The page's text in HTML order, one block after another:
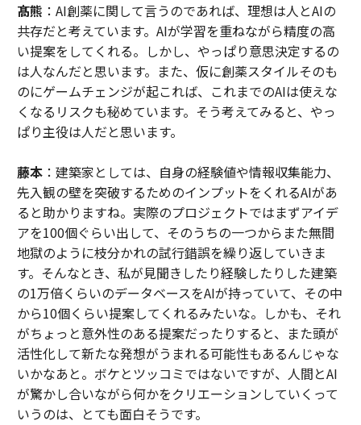
髙熊 ：AI創薬に関して言うのであれば、理想は人とAIの
共存だと考えています。AIが学習を重ねながら精度の高
い提案をしてくれる。しかし、やっぱり意思決定するの
は人なんだと思います。また、仮に創薬スタイルそのも
のにゲームチェンジが起これば、これまでのAIは使えな
くなるリスクも秘めています。そう考えてみると、やっ
ぱり主役は人だと思います。
藤本：建築家としては、自身の経験値や情報収集能力、
先入観の壁を突破するためのインプットをくれるAIがあ
ると助かりますね。実際のプロジェクトではまずアイデ
アを100個ぐらい出して、そのうちの一つからまた無間
地獄のように枝分かれの試行錯誤を繰り返していきま
す。そんなとき、私が見聞きしたり経験したりした建築
の1万倍くらいのデータベースをAIが持っていて、その中
から10個くらい提案してくれるみたいな。しかも、それ
がちょっと意外性のある提案だったりすると、また頭が
活性化して新たな発想がうまれる可能性もあるんじゃな
いかなあと。ボケとツッコミではないですが、人間とAI
が驚かし合いながら何かをクリエーションしていくって
いうのは、とても面白そうです。